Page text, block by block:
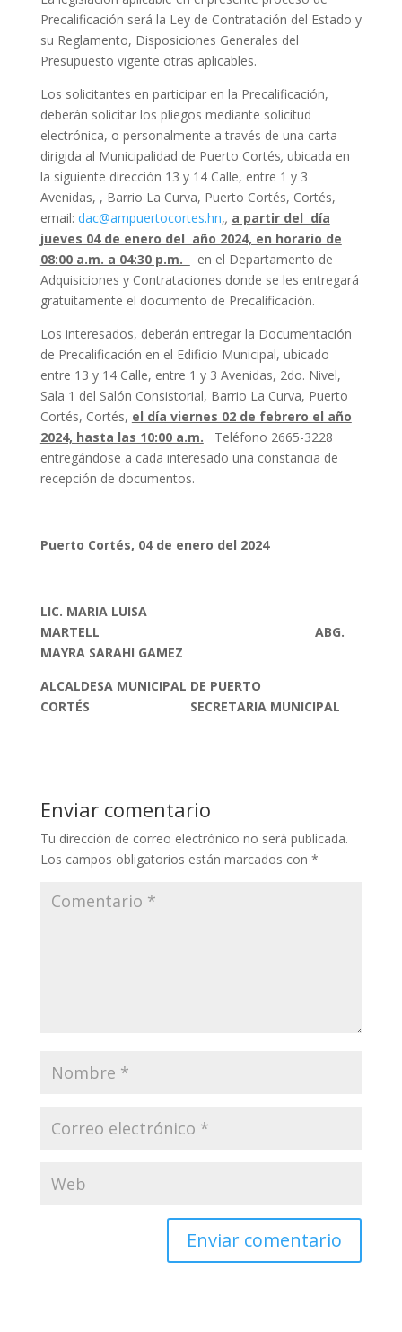
Precalificación será la Ley de Contratación del Estado y
su Reglamento, Disposiciones Generales del
Presupuesto vigente otras aplicables.
Los solicitantes en participar en la Precalificación,
deberán solicitar los pliegos mediante solicitud
electrónica, o personalmente a través de una carta
dirigida al Municipalidad de Puerto Cortés, ubicada en
la siguiente dirección 13 y 14 Calle, entre 1 y 3
Avenidas, , Barrio La Curva, Puerto Cortés, Cortés,
email: dac@ampuertocortes.hn,, a partir del día
jueves 04 de enero del año 2024, en horario de
08:00 a.m. a 04:30 p.m.
en el Departamento de
Adquisiciones y Contrataciones donde se les entregará
gratuitamente el documento de Precalificación.
Los interesados, deberán entregar la Documentación
de Precalificación en el Edificio Municipal, ubicado
entre 13 y 14 Calle, entre 1 y 3 Avenidas, 2do. Nivel,
Sala 1 del Salón Consistorial, Barrio La Curva, Puerto
Cortés, Cortés, el día viernes 02 de febrero el año
2024, hasta las 10:00 a.m.
Teléfono 2665-3228
entregándose a cada interesado una constancia de
recepción de documentos.
Puerto Cortés, 04 de enero del 2024
LIC. MARIA LUISA
MARTELL ABG.
MAYRA SARAHI GAMEZ
ALCALDESA MUNICIPAL DE PUERTO
CORTÉS SECRETARIA MUNICIPAL
Enviar comentario
Tu dirección de correo electrónico no será publicada.
Los campos obligatorios están marcados con *